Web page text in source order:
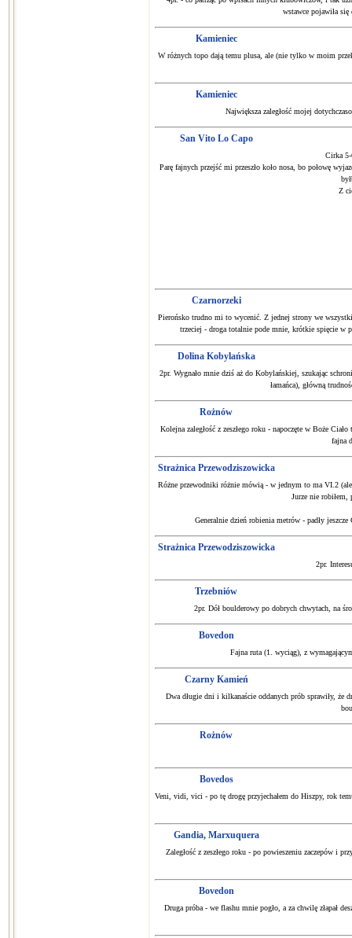
wstawce pojawiła
Kamieniec
W różnych topo dają temu plusa, ale (nie tylko w moim
Kamieniec
Największa zaległość mojej
San Vito Lo Capo
Cirka 5-
Parę fajnych przejść mi przeszło koło nosa, bo połowę
Z
Czarnorzeki
Pierońsko trudno mi to wycenić. Z jednej strony we
trzeciej - droga totalnie pode mnie, krótkie spięcie w
Dolina Kobylańska
2pr. Wygnało mnie dziś aż do Kobylańskiej, szukając
łamańca), główną
Rożnów
Kolejna zaległość z zeszłego roku - napoczęte w Boże
fajna
Strażnica Przewodziszowicka
Różne przewodniki różnie mówią - w jednym to ma VI.2
Jurze nie robiłem,
Generalnie dzień robienia metrów - padły
Strażnica Przewodziszowicka
2pr.
Trzebniów
2pr. Dół boulderowy po dobrych chwytach, na
Bovedon
Fajna ruta (1. wyciąg), z
Czarny Kamień
Dwa długie dni i kilkanaście oddanych prób sprawiły, że
Rożnów
Bovedos
Veni, vidi, vici - po tę drogę przyjechałem do Hiszpy, rok
Gandia, Marxuquera
Zaległość z zeszłego roku - po powieszeniu zaczepów i
Bovedon
Druga próba - we flashu mnie pogło, a za chwilę złapał